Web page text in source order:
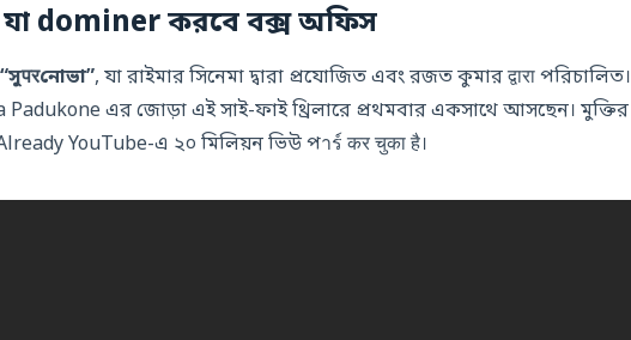
যা dominer করবে বক্স অফিস
“সুपरনোভা”, যা রাইমার সিনেমা দ্বারা প্রযোজিত এবং রজত কুমার द्वारा পরিচালিত।
এর জোড়া এই সাই-ফাই থ্রিলারে প্রথমবার একসাথে আসছেন। মুক্তির
Already YouTube-এ ২০ মিলিয়ন ভিউ পาร์ कर चुका है।